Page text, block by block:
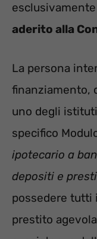
aderito alla
La persona
finanziamento,
uno degli
specifico
ipotecario a
depositi e
possedere tutti
prestito